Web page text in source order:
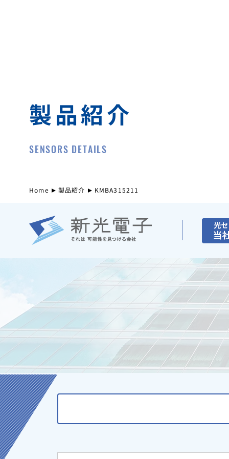
製品紹介
SENSORS DETAILS
Home 製品紹介 KMBA315211